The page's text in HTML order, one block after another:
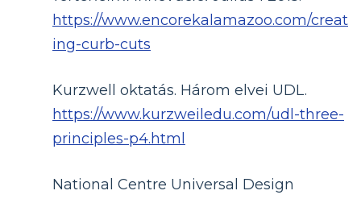
https://www.encorekalamazoo.com/creat
ing-curb-cuts
Kurzwell oktatás. Három elvei UDL.
https://www.kurzweiledu.com/udl-three-
principles-p4.html
National Centre Universal Design